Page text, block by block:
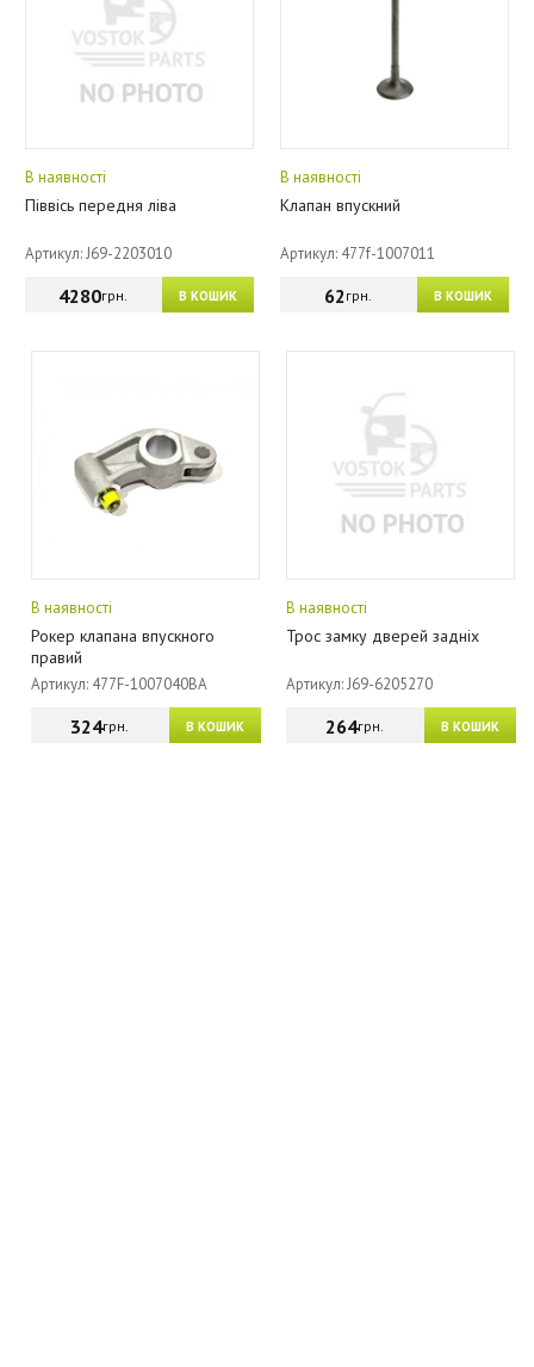
В наявності
Піввісь передня ліва
Артикул: J69-2203010
В КОШИК
4280грн.
В наявності
Клапан впускний
Артикул: 477f-1007011
В КОШИК
62грн.
В наявності
Рокер клапана впускного
правий
Артикул: 477F-1007040BA
В КОШИК
324грн.
В наявності
Трос замку дверей задніх
Артикул: J69-6205270
В КОШИК
264грн.